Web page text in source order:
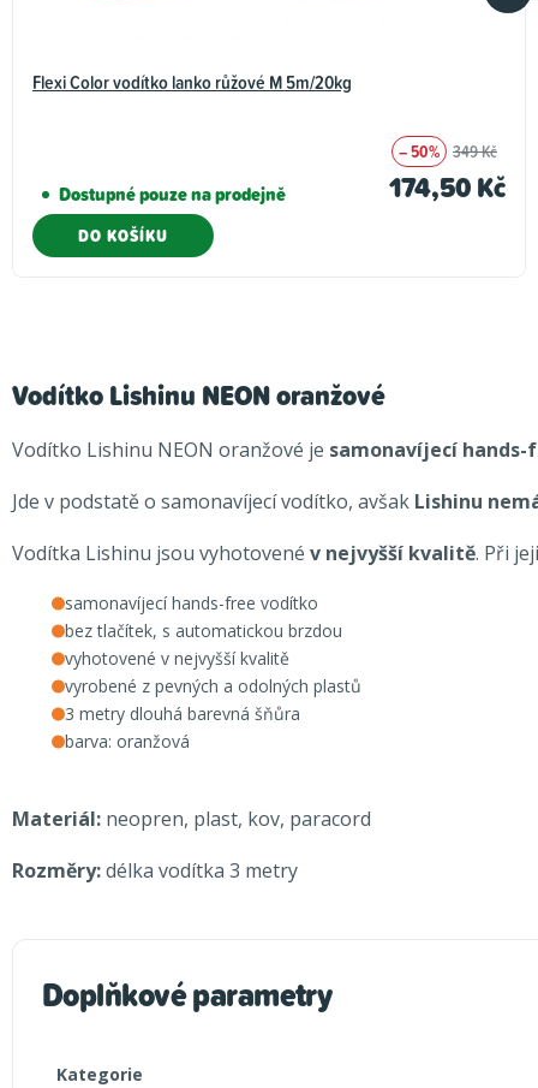
Flexi Color vodítko lanko růžové M 5m/20kg
Dostupné pouze na prodejně
– 50% 349 Kč
174,50 Kč
DO KOŠÍKU
Vodítko Lishinu NEON oranžové
Vodítko Lishinu NEON oranžové je samonavíjecí hands-
Jde v podstatě o samonavíjecí vodítko, avšak Lishinu
Vodítka Lishinu jsou vyhotovené v nejvyšší kvalitě. Při
samonavíjecí hands-free vodítko
bez tlačítek, s automatickou brzdou
vyhotovené v nejvyšší kvalitě
vyrobené z pevných a odolných plastů
3 metry dlouhá barevná šňůra
barva: oranžová
Materiál: neopren, plast, kov, paracord
Rozměry:délka vodítka 3 metry
Doplňkové parametry
Kategorie